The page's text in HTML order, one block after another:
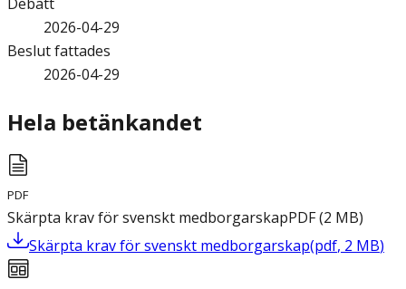
2026-04-29
Beslut fattades
2026-04-29
Hela betänkandet
PDF
Skärpta krav för svenskt medborgarskapPDF(2 MB)
Skärpta krav för svenskt medborgarskap(pdf, 2 MB)